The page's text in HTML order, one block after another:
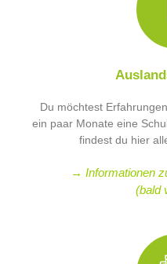
Du möchtest
ein paar Monate eine
findest du hier
→ Informationen
(bald